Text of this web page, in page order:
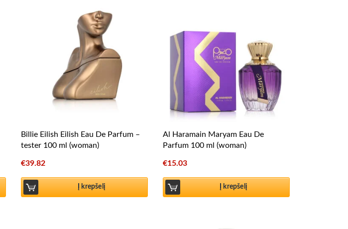
Billie Eilish Eilish Eau De Parfum –
tester 100 ml (woman)
€39.82
Į krepšelį
Al Haramain Maryam Eau De
Parfum 100 ml (woman)
€15.03
Į krepšelį